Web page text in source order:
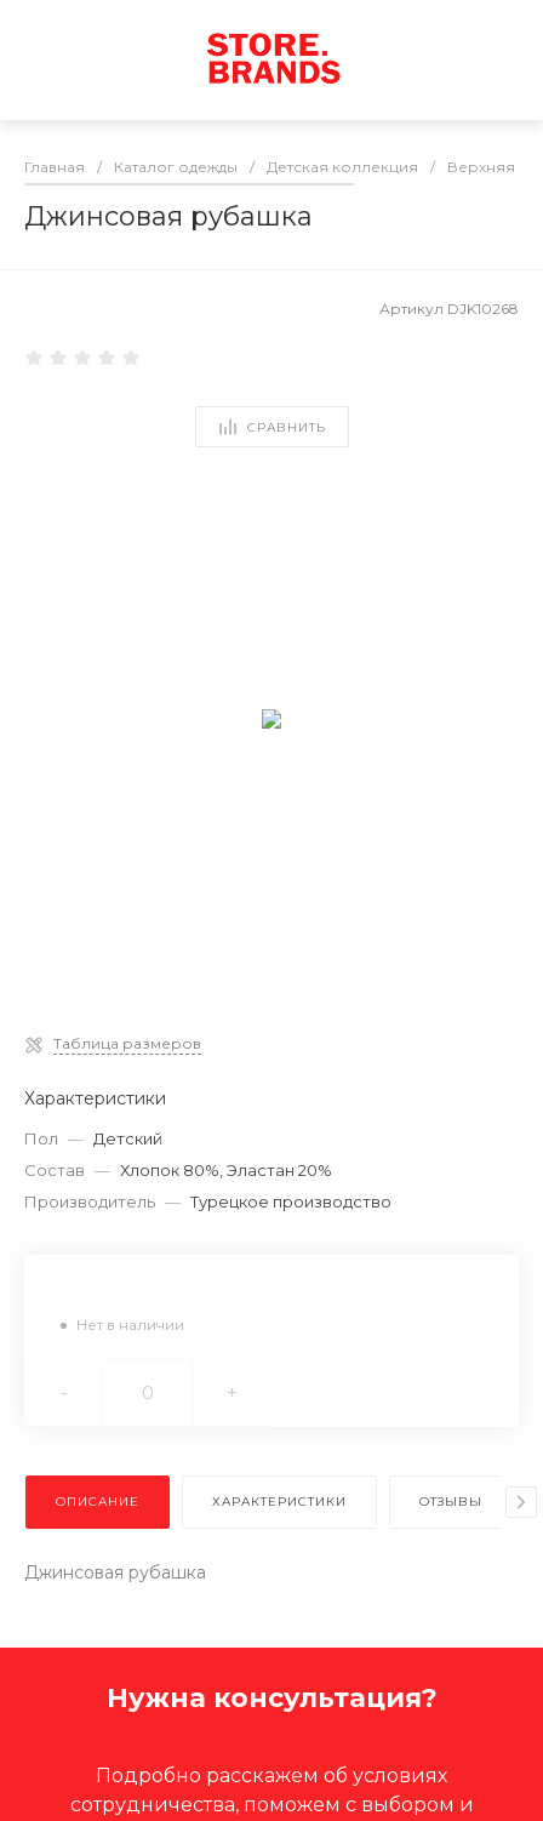
Главная / Каталог одежды / Детская коллекция / Верхняя
Джинсовая рубашка
Артикул DJK10268
СРАВНИТЬ
Таблица размеров
Характеристики
Пол — Детский
Состав — Хлопок 80%, Эластан 20%
Производитель — Турецкое производство
Нет в наличии
- +
ОПИСАНИЕ ХАРАКТЕРИСТИКИ ОТЗЫВЫ
Джинсовая рубашка
Нужна консультация?
Подробно расскажем об условиях
сотрудничества, поможем с выбором и